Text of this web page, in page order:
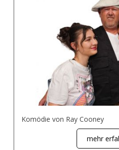
Komödie von Ray Cooney
mehr